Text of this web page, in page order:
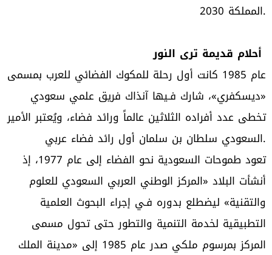
المملكة 2030.
عام 1985 كانت أول رحلة للمكوك الفضائي للعرب بمسمى
«ديسكفري»، شارك فـيها آنذاك فريق علمي سعودي
تخطى عدد أفراده الثلاثين عالماً ورائد فضاء، ويُعتبر الأمير
السعودي سلطان بن سلمان أول رائد فضاء عربي.
تعود طموحات السعودية نحو الفضاء إلى عام 1977، إذ
أنشأت البلاد «المركز الوطني العربي السعودي للعلوم
والتقنية» ليضطلع بدوره فـي إجراء البحوث العلمية
التطبيقية لخدمة التنمية والتطور حتى تحول مسمى
المركز بمرسوم ملكي صدر عام 1985 إلى «مدينة الملك